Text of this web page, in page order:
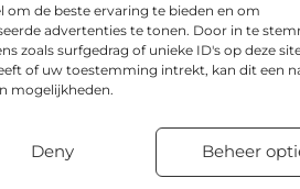
om de beste ervaring te bieden en om
advertenties te tonen. Door in te
zoals surfgedrag of unieke ID's op deze
of uw toestemming intrekt, kan dit een
mogelijkheden.
Deny Beheer